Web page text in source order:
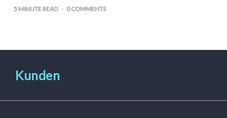
5 MINUTE READ 0 COMMENTS
Haustiere
Freebies
Kunden